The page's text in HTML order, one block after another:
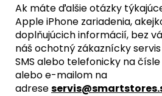
Ak máte ďalšie otázky
Apple iPhone zariadenia,
doplňujúcich informácií, bez
náš ochotný zákaznícky
SMS alebo telefonicky na čísle
alebo e-mailom na
adrese